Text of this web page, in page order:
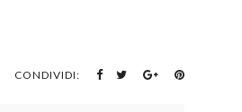
CONDIVIDI: